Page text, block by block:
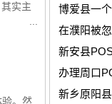
实主
。然
新安县
办理周口